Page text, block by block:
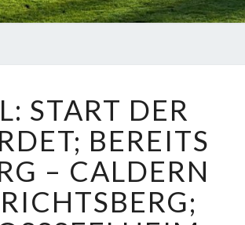
START DER
BEREITS
– CALDERN